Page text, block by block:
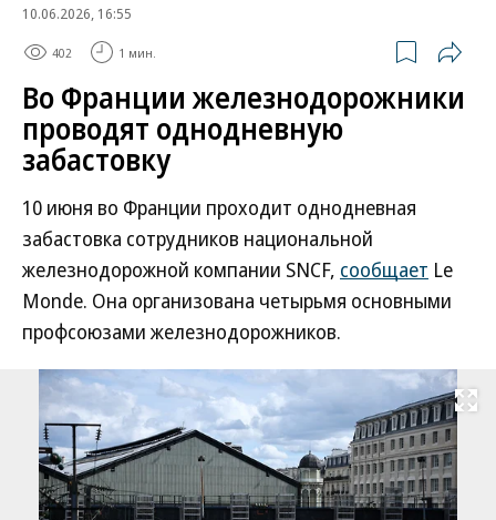
10.06.2026, 16:55
402 1 мин.
Во Франции железнодорожники
проводят однодневную
забастовку
10 июня во Франции проходит однодневная
забастовка сотрудников национальной
железнодорожной компании SNCF, сообщает Le
Monde. Она организована четырьмя основными
профсоюзами железнодорожников.
Развернуть